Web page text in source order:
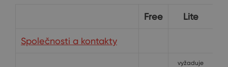
Free Lite
Společnosti a kontakty
vyžaduje